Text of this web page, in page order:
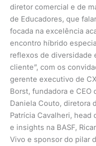
diretor comercial e de
de Educadores, que
focada na excelência
encontro híbrido
reflexos de diversidade
cliente”, com os
gerente executivo de
Borst, fundadora e CEO
Daniela Couto, diretora
Patrícia Cavalheri,
e insights na BASF,
Vivo e sponsor do pilar